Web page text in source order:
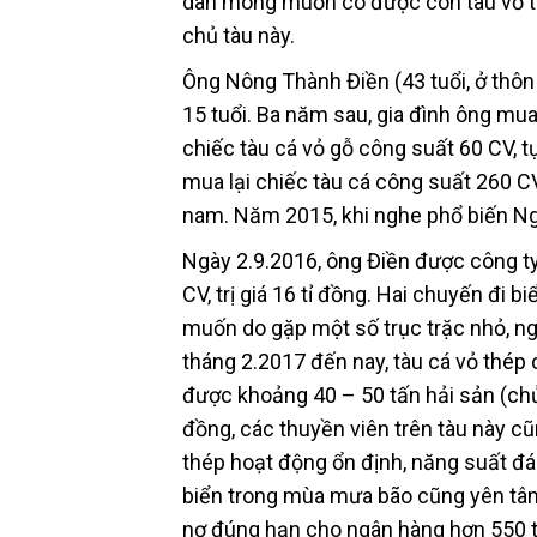
chủ tàu này.
Ông Nông Thành Điền (43 tuổi, ở
15 tuổi. Ba năm sau, gia đình ông
chiếc tàu cá vỏ gỗ công suất 60 CV,
mua lại chiếc tàu cá công suất 260
nam. Năm 2015, khi nghe phổ biến
Ngày 2.9.2016, ông Điền được công
CV, trị giá 16 tỉ đồng. Hai chuyến đi
muốn do gặp một số trục trặc nhỏ,
tháng 2.2017 đến nay, tàu cá vỏ
được khoảng 40 – 50 tấn hải sản
đồng, các thuyền viên trên tàu này
thép hoạt động ổn định, năng suất
biển trong mùa mưa bão cũng yên
nợ đúng hạn cho ngân hàng hơn